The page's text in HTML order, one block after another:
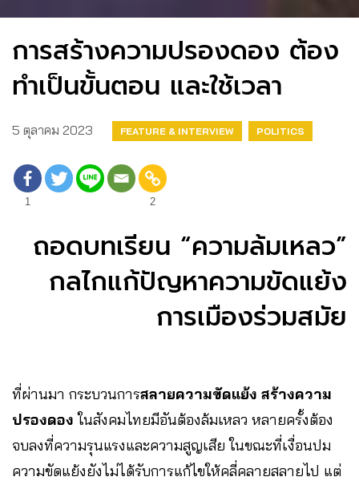
การสร้างความปรองดอง ต้อง
ทำเป็นขั้นตอน และใช้เวลา
5 ตุลาคม 2023 FEATURE & INTERVIEW POLITICS
1 2
ถอดบทเรียน “ความล้มเหลว”
กลไกแก้ปัญหาความขัดแย้ง
การเมืองร่วมสมัย
ที่ผ่านมา กระบวนการสลายความขัดแย้ง สร้างความ
ปรองดองในสังคมไทยมีอันต้องล้มเหลว หลายครั้งต้อง
จบลงที่ความรุนแรงและความสูญเสีย ในขณะที่เงื่อนปม
ความขัดแย้งยังไม่ได้รับการแก้ไขให้คลี่คลายสลายไป แต่